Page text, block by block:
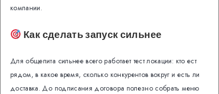
компании.
Как сделать запуск сильнее
Для общепита сильнее всего работает тест локации: кто ест
рядом, в какое время, сколько конкурентов вокруг и есть ли
доставка. До подписания договора полезно собрать меню